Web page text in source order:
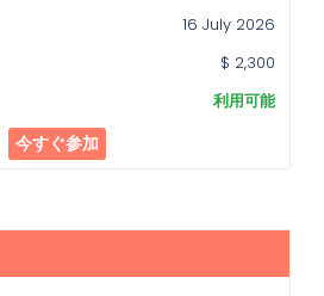
16 July 2026
$ 2,300
利用可能
今すぐ参加